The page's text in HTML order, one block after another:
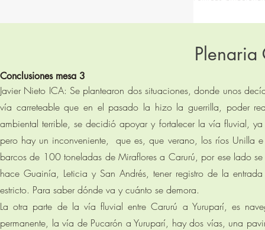
Plenaria
Conclusiones mesa 3
Javier Nieto ICA: Se plantearon dos situaciones, donde unos
vía carreteable que en el pasado la hizo la guerrilla, poder
ambiental terrible, se decidió apoyar y fortalecer la vía fluvial,
pero hay un inconveniente, que es, que verano, los ríos Unilla
barcos de 100 toneladas de Miraflores a Carurú, por ese lado
hace Guainía, Leticia y San Andrés, tener registro de la
estricto. Para saber dónde va y cuánto se demora.
La otra parte de la vía fluvial entre Carurú a Yuruparí, es
permanente, la vía de Pucarón a Yuruparí, hay dos vías, una